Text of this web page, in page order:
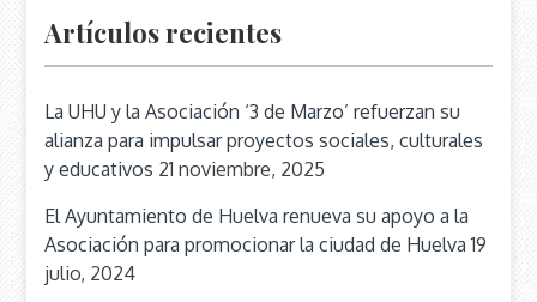
Artículos recientes
La UHU y la Asociación ‘3 de Marzo’ refuerzan su
alianza para impulsar proyectos sociales, culturales
y educativos 21 noviembre, 2025
El Ayuntamiento de Huelva renueva su apoyo a la
Asociación para promocionar la ciudad de Huelva 19
julio, 2024